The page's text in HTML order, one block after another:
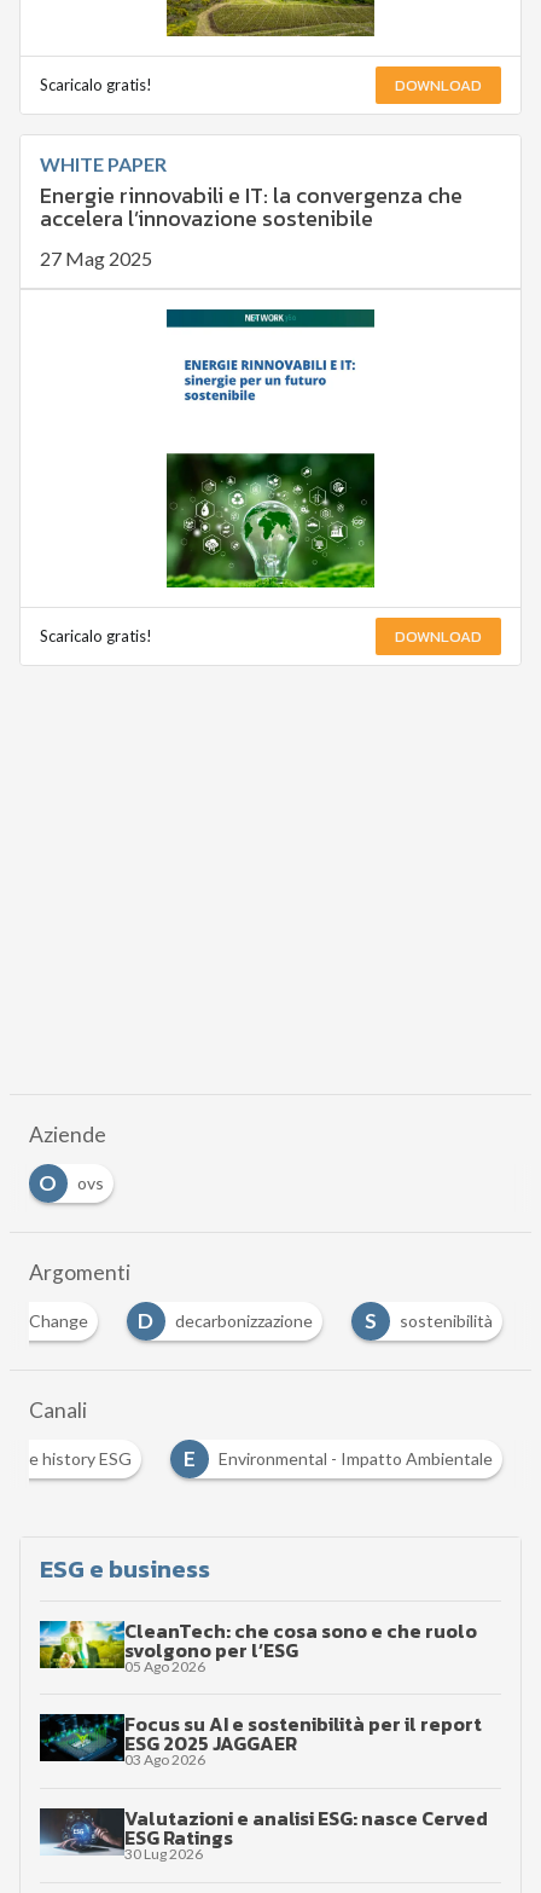
Scaricalo gratis! DOWNLOAD
WHITE PAPER
Energie rinnovabili e IT: la convergenza che
accelera l’innovazione sostenibile
27 Mag 2025
Scaricalo gratis! DOWNLOAD
Aziende
O
ovs
Argomenti
Change D decarbonizzazione S sostenibilità
Canali
Case history ESG E Environmental - Impatto Ambientale
ESG e business
CleanTech: che cosa sono e che ruolo
svolgono per l’ESG
05 Ago 2026
Focus su AI e sostenibilità per il report
ESG 2025 JAGGAER
03 Ago 2026
Valutazioni e analisi ESG: nasce Cerved
ESG Ratings
30 Lug 2026